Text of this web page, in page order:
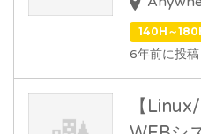
140H～
6年前に投稿
【